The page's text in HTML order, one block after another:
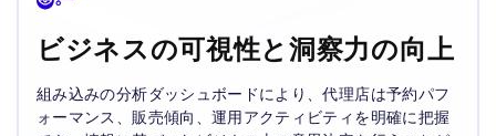
ビジネスの可視性と洞察力の向上
組み込みの分析ダッシュボードにより、代理店は予約パフ
ォーマンス、販売傾向、運用アクティビティを明確に把握